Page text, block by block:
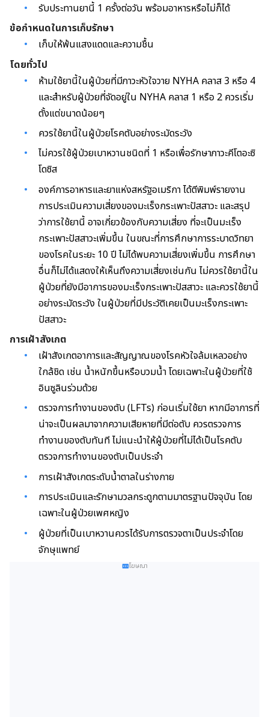
รับประทานยานี้ 1 ครั้งต่อวัน พร้อมอาหารหรือไม่ก็ได้
ข้อกำหนดในการเก็บรักษา
เก็บให้พ้นแสงแดดและความชื้น
โดยทั่วไป
ห้ามใช้ยานี้ในผู้ป่วยที่มีภาวะหัวใจวาย NYHA คลาส 3 หรือ 4
และสำหรับผู้ป่วยที่จัดอยู่ใน NYHA คลาส 1 หรือ 2 ควรเริ่ม
ตั้งแต่ขนาดน้อยๆ
ควรใช้ยานี้ในผู้ป่วยโรคตับอย่างระมัดระวัง
ไม่ควรใช้ผู้ป่วยเบาหวานชนิดที่ 1 หรือเพื่อรักษาภาวะคีโตอะซิ
โดซิส
องค์การอาหารและยาแห่งสหรัฐอเมริกา ได้ตีพิมพ์รายงาน
การประเมินความเสี่ยงของมะเร็งกระเพาะปัสสาวะ และสรุป
ว่าการใช้ยานี้ อาจเกี่ยวข้องกับความเสี่ยง ที่จะเป็นมะเร็ง
กระเพาะปัสสาวะเพิ่มขึ้น ในขณะที่การศึกษาการระบาดวิทยา
ของโรคในระยะ 10 ปี ไม่ได้พบความเสี่ยงเพิ่มขึ้น การศึกษา
อื่นก็ไม่ได้แสดงให้เห็นถึงความเสี่ยงเช่นกัน ไม่ควรใช้ยานี้ใน
ผู้ป่วยที่ยังมีอาการของมะเร็งกระเพาะปัสสาวะ และควรใช้ยานี้
อย่างระมัดระวัง ในผู้ป่วยที่มีประวัติเคยเป็นมะเร็งกระเพาะ
ปัสสาวะ
การเฝ้าสังเกต
เฝ้าสังเกตอาการและสัญญาณของโรคหัวใจล้มเหลวอย่าง
ใกล้ชิด เช่น น้ำหนักขึ้นหรือบวมน้ำ โดยเฉพาะในผู้ป่วยที่ใช้
อินซูลินร่วมด้วย
ตรวจการทำงานของตับ (LFTs) ก่อนเริ่มใช้ยา หากมีอาการที่
น่าจะเป็นผลมาจากความเสียหายที่มีต่อตับ ควรตรวจการ
ทำงานของตับทันที ไม่แนะนำให้ผู้ป่วยที่ไม่ได้เป็นโรคตับ
ตรวจการทำงานของตับเป็นประจำ
การเฝ้าสังเกตระดับน้ำตาลในร่างกาย
การประเมินและรักษามวลกระดูกตามมาตรฐานปัจจุบัน โดย
เฉพาะในผู้ป่วยเพศหญิง
ผู้ป่วยที่เป็นเบาหวานควรได้รับการตรวจตาเป็นประจำโดย
จักษุแพทย์
โฆษณา